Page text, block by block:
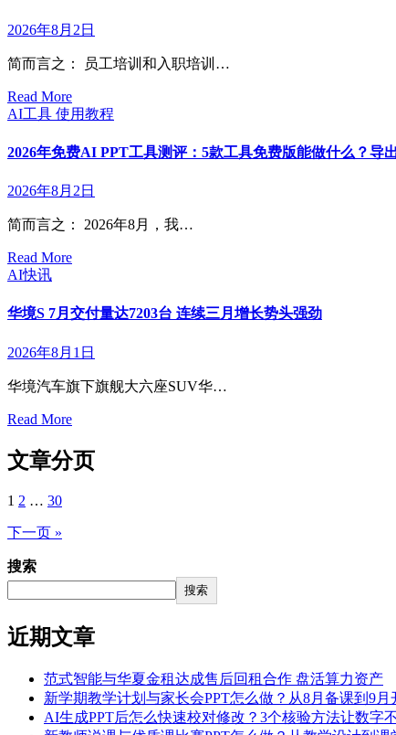
2026年8月2日
简而言之： 员工培训和入职培训…
Read More
AI工具 使用教程
2026年免费AI PPT工具测评：5款工具免费版能做什么？导
2026年8月2日
简而言之： 2026年8月，我…
Read More
AI快讯
华境S 7月交付量达7203台 连续三月增长势头强劲
2026年8月1日
华境汽车旗下旗舰大六座SUV华…
Read More
文章分页
1 2 … 30
下一页 »
搜索
搜索
近期文章
范式智能与华夏金租达成售后回租合作 盘活算力资产
新学期教学计划与家长会PPT怎么做？从8月备课到9月
AI生成PPT后怎么快速校对修改？3个核验方法让数字